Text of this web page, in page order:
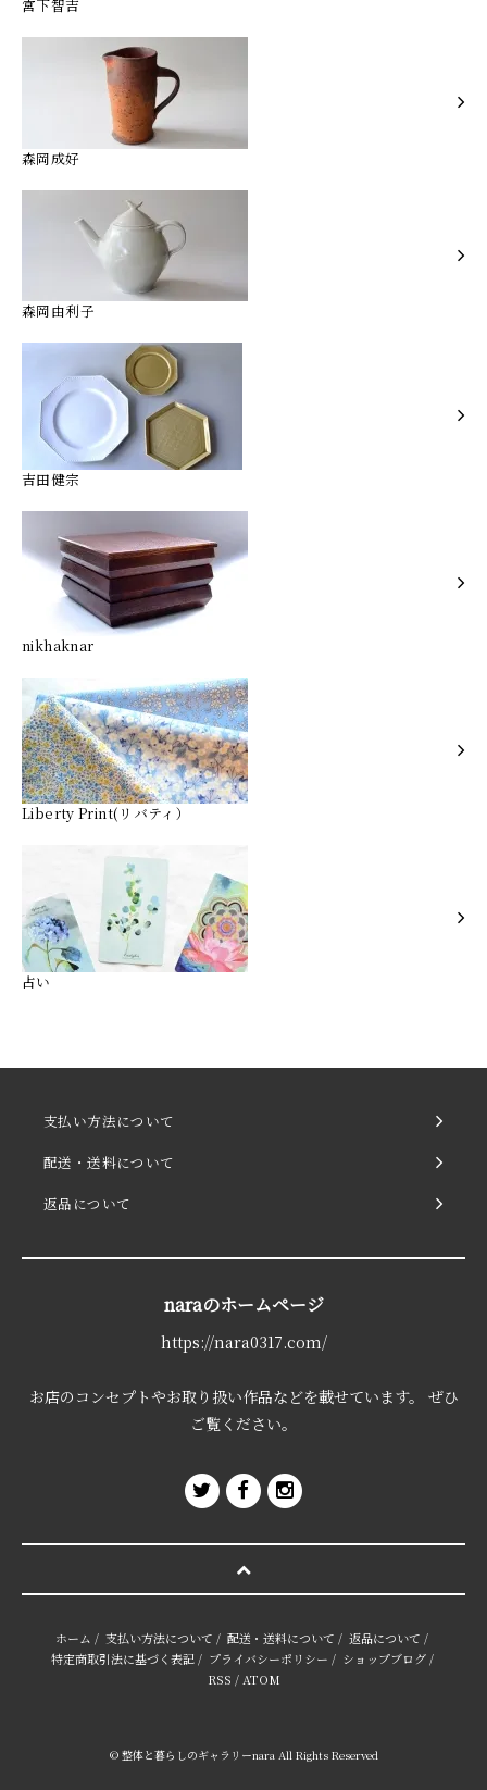
宮下智吉
森岡成好
森岡由利子
吉田健宗
nikhaknar
Liberty Print(リバティ）
占い
支払い方法について
配送・送料について
返品について
naraのホームページ
https://nara0317.com/
お店のコンセプトやお取り扱い作品などを載せています。 ぜひ
ご覧ください。
ホーム / 支払い方法について / 配送・送料について / 返品について /
特定商取引法に基づく表記/ プライバシーポリシー / ショップブログ/
RSS / ATOM
© 整体と暮らしのギャラリーnara All Rights Reserved